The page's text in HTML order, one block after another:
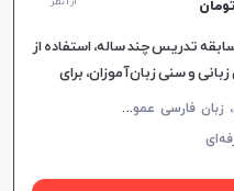
تدریس چند ساله، استفاده از
و سنی زبان‌آموزان، برای
م
کالمه زبان فارسی، زبان فارسی عمومی، زبان فارسی کودکان، فارسی اول ابتدایی، فارسی دوم ابتدایی، فارسی سوم ابتدایی، فارسی چهارم ابتدایی، فارسی پنجم ابتدایی، فارسی ششم ابتدایی